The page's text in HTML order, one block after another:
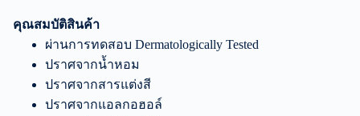
คุณสมบัติสินค้า
ผ่านการทดสอบ Dermatologically Tested
ปราศจากน้ำหอม
ปราศจากสารแต่งสี
ปราศจากแอลกอฮอล์